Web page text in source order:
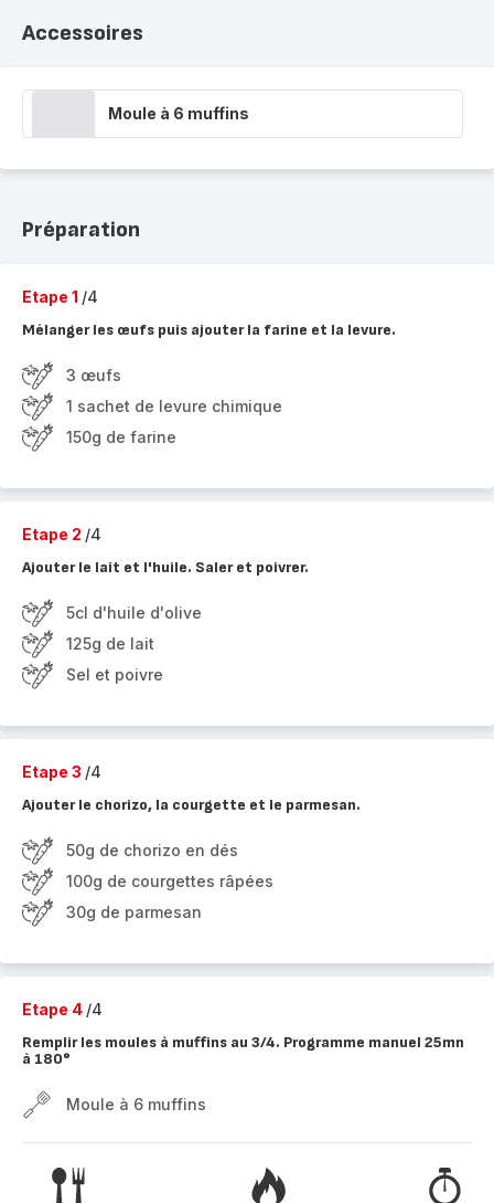
Accessoires
Moule à 6 muffins
Préparation
Etape 1 /4
Mélanger les œufs puis ajouter la farine et la levure.
3 œufs
1 sachet de levure chimique
150g de farine
Etape 2 /4
Ajouter le lait et l'huile. Saler et poivrer.
5cl d'huile d'olive
125g de lait
Sel et poivre
Etape 3 /4
Ajouter le chorizo, la courgette et le parmesan.
50g de chorizo en dés
100g de courgettes râpées
30g de parmesan
Etape 4 /4
Remplir les moules à muffins au 3/4. Programme manuel 25mn
à 180°
Moule à 6 muffins